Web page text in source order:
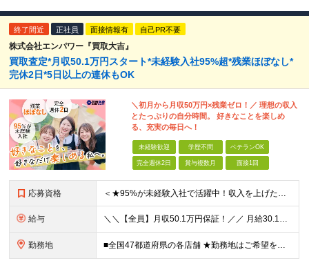
終了間近 正社員 面接情報有 自己PR不要
株式会社エンパワー『買取大吉』
買取査定*月収50.1万円スタート*未経験入社95%超*残業ほぼなし*
完休2日*5日以上の連休もOK
＼初月から月収50万円×残業ゼロ！／ 理想の収入
とたっぷりの自分時間。 好きなことを楽しめ
る、充実の毎日へ！
未経験歓迎 学歴不問 ベテランOK
完全週休2日 賞与複数月 面接1回
応募資格 ＜★95%が未経験入社で活躍中！収入を上げたい・新しいスキルを身につけたい方、大歓迎！★＞ ◆学歴不問・第二新卒歓迎 ◆社会人経験1年以上 ★100％人柄、意欲重視の採用です 「新しい環境でスタート
給与 ＼＼【全員】月収50.1万円保証！／／ 月給30.1万円＋インセン＋特別手当20万円(半年間)＋賞与 ※経験者は優遇いたします（研修も免除の場合有） ※固定残業代:7万4000円以上/月45時間分
勤務地 ■全国47都道府県の各店舗 ★勤務地はご希望を考慮の上、決定します ★今後も店舗を全国に拡大していきます ★U・Iターン歓迎（社宅あり） ★マイカー通勤OK（地域により規定あり。詳細はお問合せくださ